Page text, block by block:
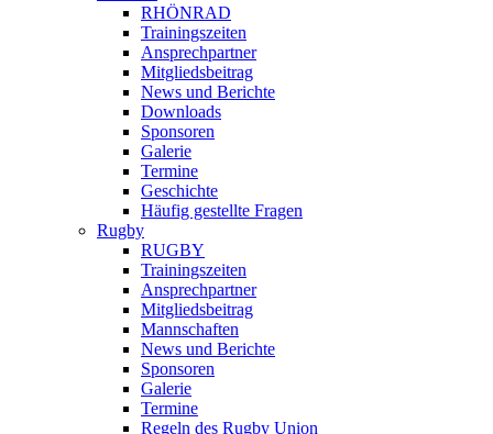
RHÖNRAD
Trainingszeiten
Ansprechpartner
Mitgliedsbeitrag
News und Berichte
Downloads
Sponsoren
Galerie
Termine
Geschichte
Häufig gestellte Fragen
Rugby
RUGBY
Trainingszeiten
Ansprechpartner
Mitgliedsbeitrag
Mannschaften
News und Berichte
Sponsoren
Galerie
Termine
Regeln des Rugby Union